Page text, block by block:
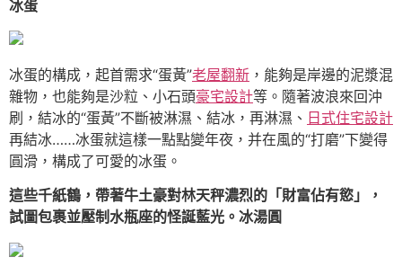
冰蛋
冰蛋的構成，起首需求“蛋黃”老屋翻新 ，能夠是岸邊的泥漿混
雜物，也能夠是沙粒、小石頭豪宅設計等。隨著波浪來回沖
刷，結冰的“蛋黃”不斷被淋濕、結冰，再淋濕、 日式住宅設計
再結冰……冰蛋就這樣一點點變年夜，并在風的“打磨”下變得
圓滑，構成了可愛的冰蛋。
這些千紙鶴，帶著牛土豪對林天秤濃烈的「財富佔有慾」，
試圖包裹並壓制水瓶座的怪誕藍光。冰湯圓